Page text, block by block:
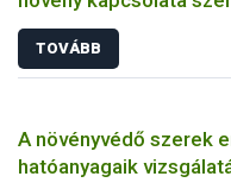
TOVÁBB
A növényvédő szerek
hatóanyagaik